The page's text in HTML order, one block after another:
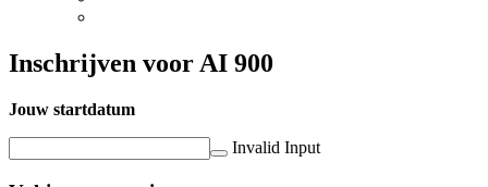
Inschrijven voor AI 900
Jouw startdatum
Invalid Input